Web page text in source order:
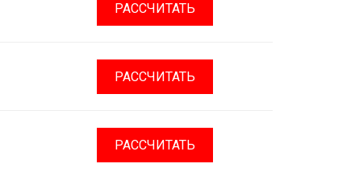
РАССЧИТАТЬ
РАССЧИТАТЬ
РАССЧИТАТЬ